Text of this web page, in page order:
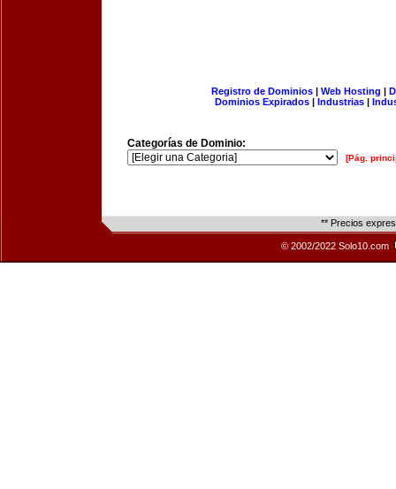
Registro de Dominios| Web Hosting |
Dominios Expirados | Industrias |
Categorías de Dominio:
[Pág.
** Precios
© 2002/2022 Solo10.com